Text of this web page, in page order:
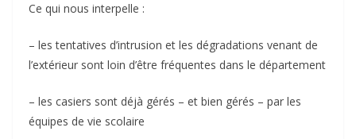
Ce qui nous interpelle :
– les tentatives d’intrusion et les dégradations venant de
l’extérieur sont loin d’être fréquentes dans le département
– les casiers sont déjà gérés – et bien gérés – par les
équipes de vie scolaire